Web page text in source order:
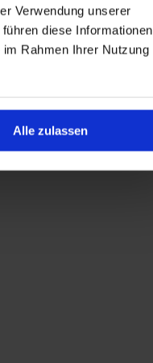
Verwendung unserer
diese Informationen
Rahmen Ihrer Nutzung
Alle zulassen